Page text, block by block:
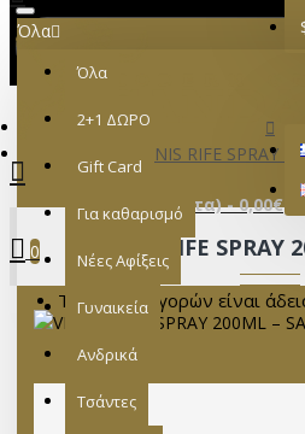
0 προϊόν(τα) - 0,00€
0
Το καλάθι αγορών είναι
Όλα
Όλα
2+1 ΔΩΡΟ
Gift Card
Για καθαρισμό
Νέες Αφίξεις
Γυναικεία
Ανδρικά
Τσάντες
VERNIS RIFE SPRAY
VERNIS RIFE SPRAY